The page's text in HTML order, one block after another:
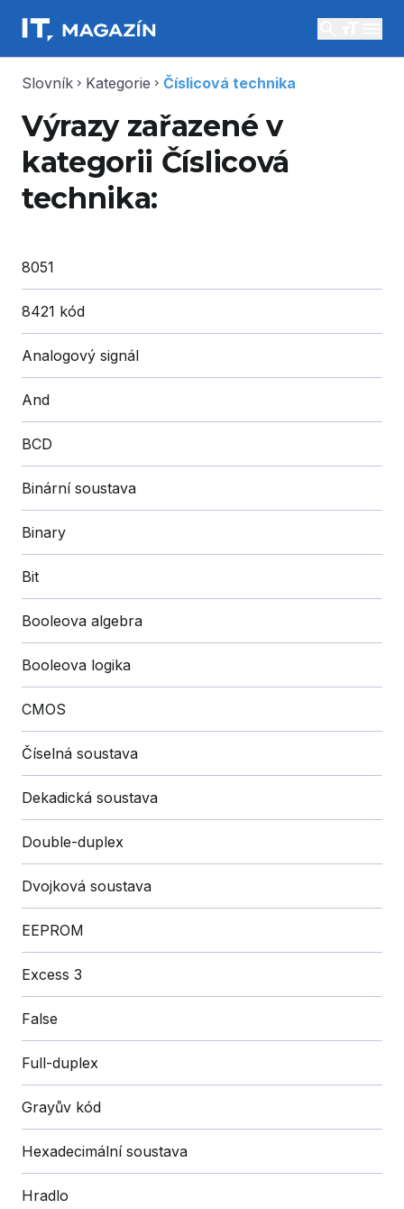
Slovník chevron_right Kategorie chevron_right Číslicová technika
Výrazy zařazené v
kategorii Číslicová
technika:
8051
8421 kód
Analogový signál
And
BCD
Binární soustava
Binary
Bit
Booleova algebra
Booleova logika
CMOS
Číselná soustava
Dekadická soustava
Double-duplex
Dvojková soustava
EEPROM
Excess 3
False
Full-duplex
Grayův kód
Hexadecimální soustava
Hradlo